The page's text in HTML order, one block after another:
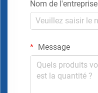
Nom de l'entreprise
Message